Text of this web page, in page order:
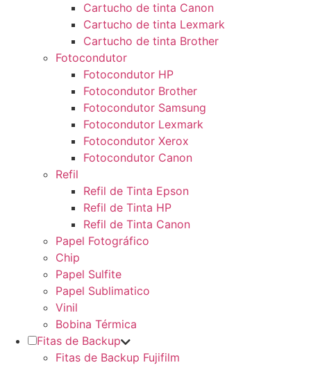
Cartucho de tinta Canon
Cartucho de tinta Lexmark
Cartucho de tinta Brother
Fotocondutor
Fotocondutor HP
Fotocondutor Brother
Fotocondutor Samsung
Fotocondutor Lexmark
Fotocondutor Xerox
Fotocondutor Canon
Refil
Refil de Tinta Epson
Refil de Tinta HP
Refil de Tinta Canon
Papel Fotográfico
Chip
Papel Sulfite
Papel Sublimatico
Vinil
Bobina Térmica
Fitas de Backup
Fitas de Backup Fujifilm